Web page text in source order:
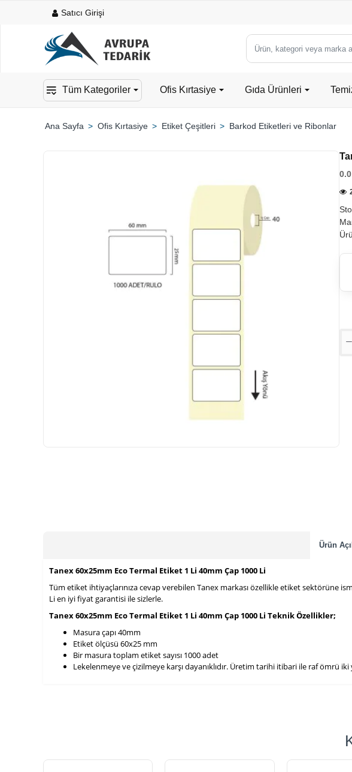
Satıcı Girişi
Ürün,
kategori
marka
Tüm Kategoriler Ofis Kırtasiye Gıda Ürünleri
Ofis Kırtasiye Etiket Çeşitleri Barkod Etiketleri ve Ribonlar
0.0
Ürün
Tanex 60x25mm Eco Termal Etiket 1 Li 40mm Çap 1000 Li
Tüm etiket ihtiyaçlarınıza cevap verebilen Tanex markası özellikle etiket sektörüne
Li en iyi fiyat garantisi ile sizlerle.
Tanex 60x25mm Eco Termal Etiket 1 Li 40mm Çap 1000 Li Teknik Özellikler;
Masura çapı 40mm
Etiket ölçüsü 60x25 mm
Bir masura toplam etiket sayısı 1000 adet
Lekelenmeye ve çizilmeye karşı dayanıklıdır. Üretim tarihi itibari ile raf ömrü iki